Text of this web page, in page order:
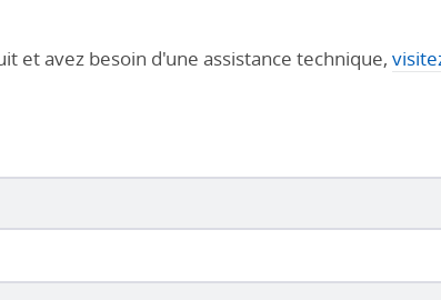
et avez besoin d'une assistance technique,